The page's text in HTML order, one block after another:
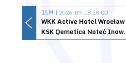
1LM | 2026-09-18 18:00
WKK Active Hotel Wrocław
KSK